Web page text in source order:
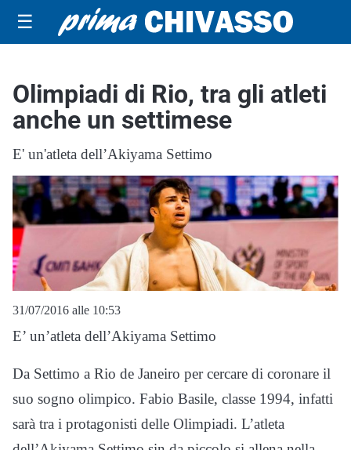
☰
Olimpiadi di Rio, tra gli atleti
anche un settimese
E' un'atleta dell’Akiyama Settimo
31/07/2016 alle 10:53
E’ un’atleta dell’Akiyama Settimo
Da Settimo a Rio de Janeiro per cercare di coronare il
suo sogno olimpico. Fabio Basile, classe 1994, infatti
sarà tra i protagonisti delle Olimpiadi. L’atleta